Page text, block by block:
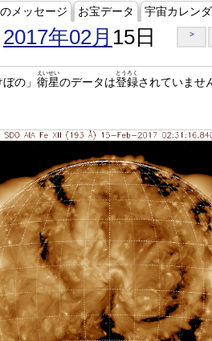
メッセージ お宝データ 宇宙カレン
2017年02月 15日 >
の」 衛星
えいせい
のデータは登録
とうろく
されていませ